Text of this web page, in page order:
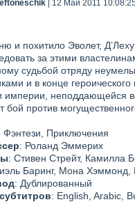
| 12 Май 2011
и похитило Эволет,
за этими
судьбой отряду
и в конце
империи, неподдающейся
бой против
Фэнтези, Приключения
: Роланд Эммерих
: Стивен Стрейт,
Баринг, Мона
: Дублированный
: English, Arabic,